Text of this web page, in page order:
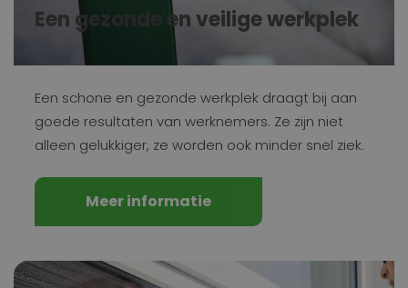
Een gezonde en veilige werkplek
Een schone en gezonde werkplek draagt bij aan
goede resultaten van werknemers. Ze zijn niet
alleen gelukkiger, ze worden ook minder snel ziek.
Meer informatie